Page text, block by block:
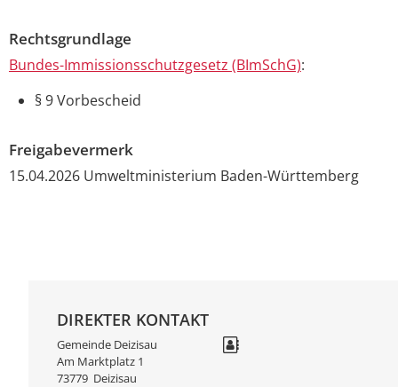
Rechtsgrundlage
Bundes-Immissionsschutzgesetz (BImSchG):
§ 9 Vorbescheid
Freigabevermerk
15.04.2026 Umweltministerium Baden-Württemberg
DIREKTER KONTAKT
Gemeinde Deizisau
Am Marktplatz 1
73779 Deizisau